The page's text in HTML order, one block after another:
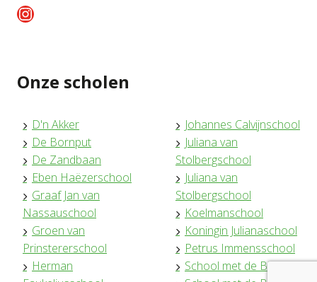
Instagram
Onze scholen
D'n Akker
De Bornput
De Zandbaan
Eben Haëzerschool
Graaf Jan van
Nassauschool
Groen van
Prinstererschool
Herman
Johannes Calvijnschool
Juliana van
Stolbergschool
Juliana van
Stolbergschool
Koelmanschool
Koningin Julianaschool
Petrus Immensschool
School met de Bijbel